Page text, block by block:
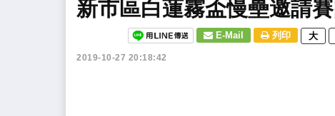
新市區白蓮霧盃慢壘邀請
E-Mail 列印 大
2019-10-27 20:18:42